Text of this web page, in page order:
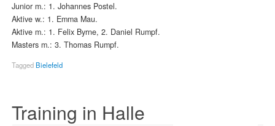
Junior m.: 1. Johannes Postel.
Aktive w.: 1. Emma Mau.
Aktive m.: 1. Felix Byrne, 2. Daniel Rumpf.
Masters m.: 3. Thomas Rumpf.
TaggedBielefeld
Training in Halle